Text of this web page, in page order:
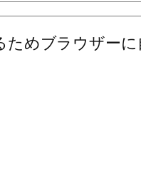
めブラウザー